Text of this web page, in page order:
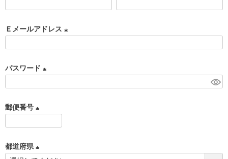
)
須
)
Ｅメールアドレス
須
)
パスワード
須
)
郵便番号
(
須
都道府県